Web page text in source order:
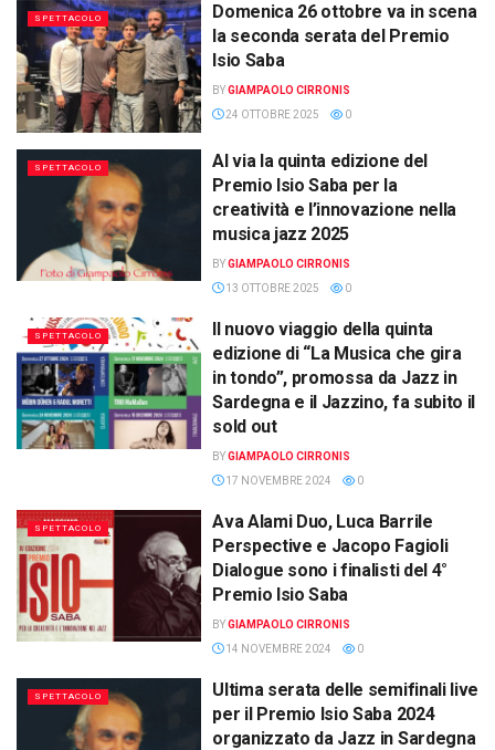
SPETTACOLO
Domenica 26 ottobre va in scena
la seconda serata del Premio
Isio Saba
BYGIAMPAOLO CIRRONIS
24 OTTOBRE 2025
0
SPETTACOLO
Al via la quinta edizione del
Premio Isio Saba per la
creatività e l’innovazione nella
musica jazz 2025
BYGIAMPAOLO CIRRONIS
13 OTTOBRE 2025
0
SPETTACOLO
Il nuovo viaggio della quinta
edizione di “La Musica che gira
in tondo”, promossa da Jazz in
Sardegna e il Jazzino, fa subito il
sold out
BYGIAMPAOLO CIRRONIS
17 NOVEMBRE 2024
0
SPETTACOLO
Ava Alami Duo, Luca Barrile
Perspective e Jacopo Fagioli
Dialogue sono i finalisti del 4°
Premio Isio Saba
BYGIAMPAOLO CIRRONIS
14 NOVEMBRE 2024
0
SPETTACOLO
Ultima serata delle semifinali live
per il Premio Isio Saba 2024
organizzato da Jazz in Sardegna